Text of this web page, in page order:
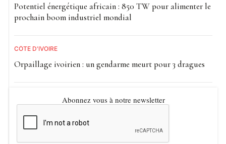
Potentiel énergétique africain : 850 TW pour alimenter le
prochain boom industriel mondial
CÔTE D'IVOIRE
Orpaillage ivoirien : un gendarme meurt pour 3 dragues
Abonnez vous à notre newsletter